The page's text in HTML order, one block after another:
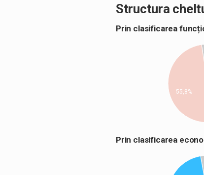
Structura
Prin clasificarea
55,8%
Prin clasificarea